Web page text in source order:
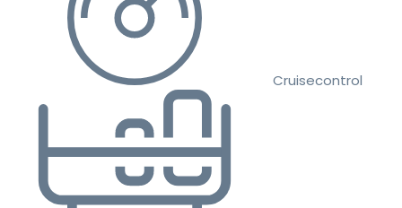
Cruisecontrol